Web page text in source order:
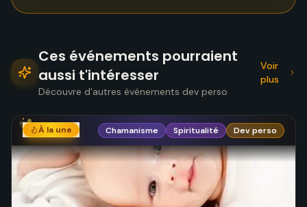
Ces événements pourraient
aussi t'intéresser
Découvre d'autres événements dev perso
Voir
plus
À la une Chamanisme Spiritualité Dev perso